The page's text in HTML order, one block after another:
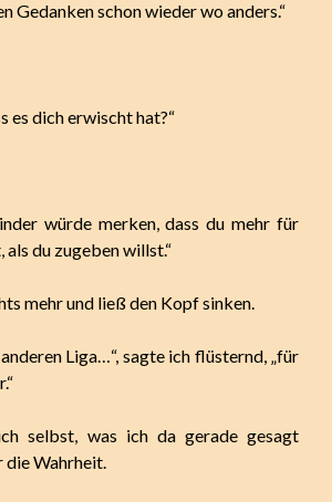
Gedanken schon wieder wo anders.“
es dich erwischt hat?“
würde merken, dass du mehr für
du zugeben willst.“
mehr und ließ den Kopf sinken.
anderen Liga…“, sagte ich flüsternd, „für
selbst, was ich da gerade gesagt
die Wahrheit.